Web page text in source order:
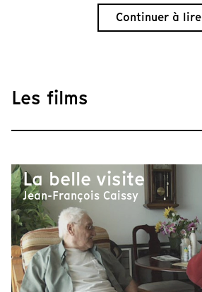
Continuer à lire
Les films
La belle visite
Jean-François Caissy